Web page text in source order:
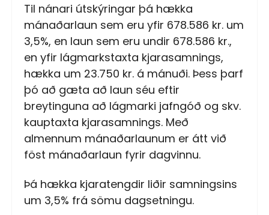
Til nánari útskýringar þá hækka
mánaðarlaun sem eru yfir 678.586 kr. um
3,5%, en laun sem eru undir 678.586 kr.,
en yfir lágmarkstaxta kjarasamnings,
hækka um 23.750 kr. á mánuði. Þess þarf
þó að gæta að laun séu eftir
breytinguna að lágmarki jafngóð og skv.
kauptaxta kjarasamnings. Með
almennum mánaðarlaunum er átt við
föst mánaðarlaun fyrir dagvinnu.
Þá hækka kjaratengdir liðir samningsins
um 3,5% frá sömu dagsetningu.